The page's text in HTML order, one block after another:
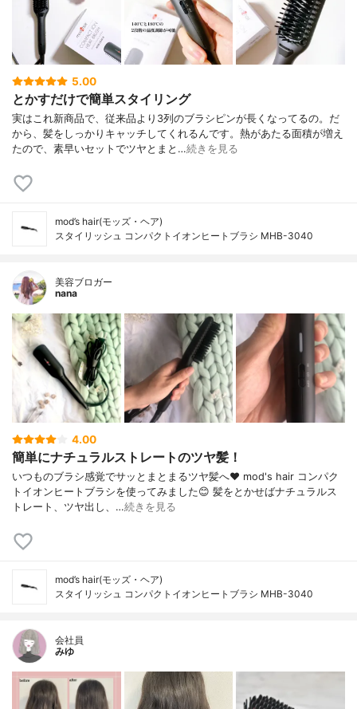
5.00
とかすだけで簡単スタイリング
実はこれ新商品で、従来品より3列のブラシピンが長くなってるの。だ
から、髪をしっかりキャッチしてくれるんです。熱があたる面積が増え
たので、素早いセットでツヤとまと…続きを見る
mod’s hair(モッズ・ヘア)
スタイリッシュ コンパクトイオンヒートブラシ MHB-3040
美容ブロガー
nana
4.00
簡単にナチュラルストレートのツヤ髪！
いつものブラシ感覚でサッとまとまるツヤ髪へ❤ mod's hair コンパク
トイオンヒートブラシを使ってみました😊 髪をとかせばナチュラルス
トレート、ツヤ出し、…続きを見る
mod’s hair(モッズ・ヘア)
スタイリッシュ コンパクトイオンヒートブラシ MHB-3040
会社員
みゆ